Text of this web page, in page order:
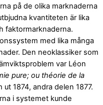
på de olika marknaderna
kvantiteten är lika
faktormarknaderna.
med lika många
Den neoklassiker som
var Léon
pure; ou théorie de la
ut 1874, andra delen 1877.
i systemet kunde